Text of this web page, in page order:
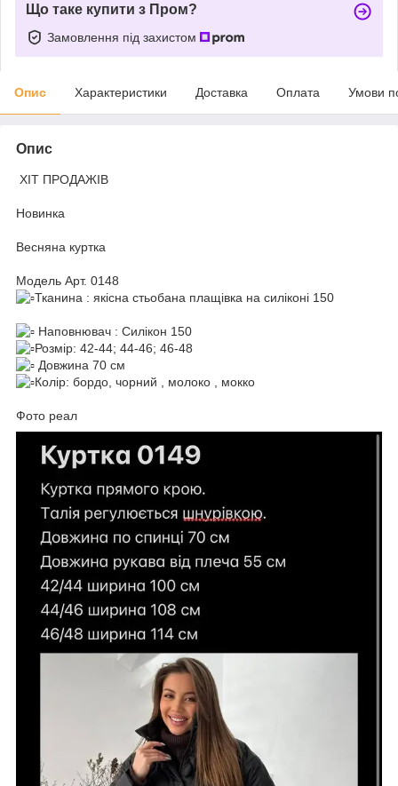
Що таке купити з Пром?
Замовлення під захистом
Опис Характеристики Доставка Оплата Умови
Опис
ХІТ ПРОДАЖІВ
Новинка
Весняна куртка
Модель Арт. 0148
Тканина : якісна стьобана плащівка на силіконі 150
Наповнювач : Силікон 150
Розмір: 42-44; 44-46; 46-48
Довжина 70 см
Колір: бордо, чорний , молоко , мокко
Фото реал